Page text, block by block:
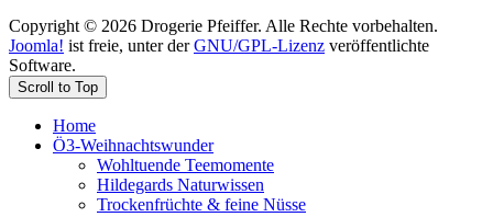
Copyright © 2026 Drogerie Pfeiffer. Alle Rechte vorbehalten.
Joomla! ist freie, unter derGNU/GPL-Lizenz veröffentlichte
Software.
Scroll to Top
Home
Ö3-Weihnachtswunder
Wohltuende Teemomente
Hildegards Naturwissen
Trockenfrüchte & feine Nüsse